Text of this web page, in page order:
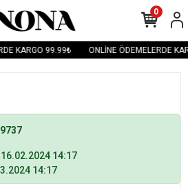
KARGO 99.99₺ ONLİNE ÖDEMELERDE
0
14:17
14:17